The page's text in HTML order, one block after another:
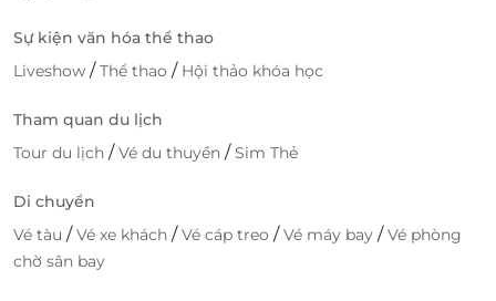
Sự kiện văn hóa thể thao
Liveshow /Thể thao / Hội thảo khóa học
Tham quan du lịch
Tour du lịch /Vé du thuyền /Sim Thẻ
Di chuyển
Vé tàu /Vé xe khách /Vé cáp treo /Vé máy bay /Vé phòng
chờ sân bay